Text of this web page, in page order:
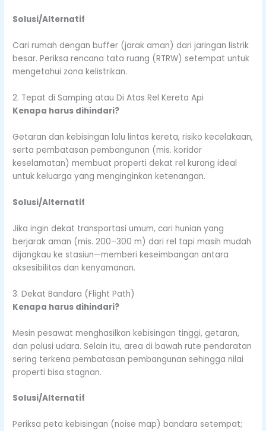
Solusi/Alternatif
Cari rumah dengan buffer (jarak aman) dari jaringan listrik
besar. Periksa rencana tata ruang (RTRW) setempat untuk
mengetahui zona kelistrikan.
2. Tepat di Samping atau Di Atas Rel Kereta Api
Kenapa harus dihindari?
Getaran dan kebisingan lalu lintas kereta, risiko kecelakaan,
serta pembatasan pembangunan (mis. koridor
keselamatan) membuat properti dekat rel kurang ideal
untuk keluarga yang menginginkan ketenangan.
Solusi/Alternatif
Jika ingin dekat transportasi umum, cari hunian yang
berjarak aman (mis. 200–300 m) dari rel tapi masih mudah
dijangkau ke stasiun—memberi keseimbangan antara
aksesibilitas dan kenyamanan.
3. Dekat Bandara (Flight Path)
Kenapa harus dihindari?
Mesin pesawat menghasilkan kebisingan tinggi, getaran,
dan polusi udara. Selain itu, area di bawah rute pendaratan
sering terkena pembatasan pembangunan sehingga nilai
properti bisa stagnan.
Solusi/Alternatif
Periksa peta kebisingan (noise map) bandara setempat;